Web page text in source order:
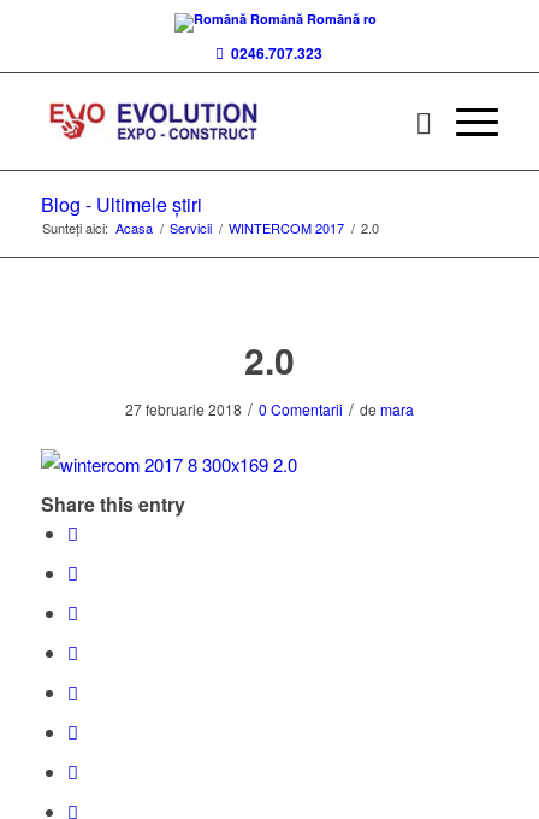
Română Română ro
0246.707.323
Blog - Ultimele știri
Sunteți aici: Acasa / Servicii / WINTERCOM 2017 / 2.0
2.0
27 februarie 2018 / 0 Comentarii / demara
Share this entry